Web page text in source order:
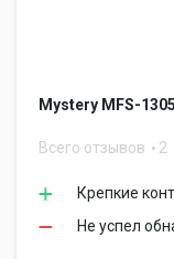
Mystery MFS-1305
Всего отзывов 2
Крепкие
Не успел